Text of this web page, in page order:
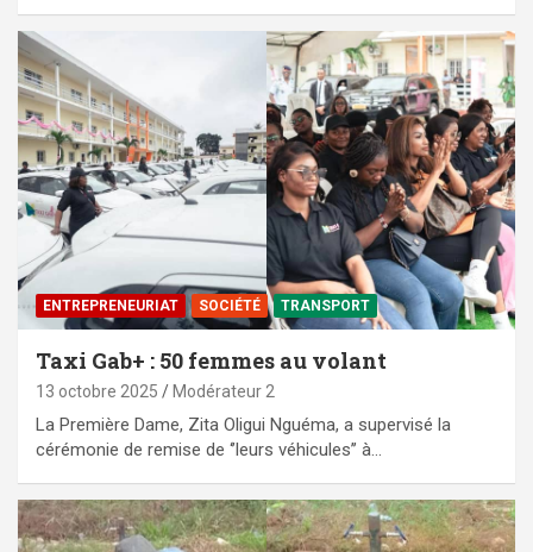
ENTREPRENEURIAT SOCIÉTÉ TRANSPORT
Taxi Gab+ : 50 femmes au volant
13 octobre 2025 Modérateur 2
La Première Dame, Zita Oligui Nguéma, a supervisé la
cérémonie de remise de ‘’leurs véhicules’’ à…